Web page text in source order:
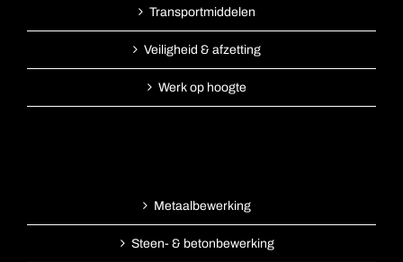
Transportmiddelen
Veiligheid & afzetting
Werk op hoogte
Metaalbewerking
Steen- & betonbewerking